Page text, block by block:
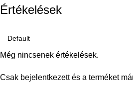
Értékelések
Még nincsenek értékelések.
Csak bejelentkezett és a terméket